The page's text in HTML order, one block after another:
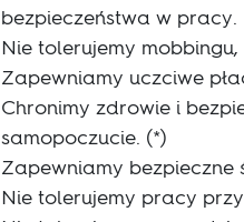
bezpieczeństwa w pracy.
Nie tolerujemy
Zapewniamy uczciwe
Chronimy zdrowie i
samopoczucie. (*)
Zapewniamy bezpieczne
Nie tolerujemy pracy